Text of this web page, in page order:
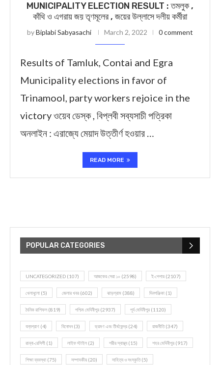
MUNICIPALITY ELECTION RESULT : তমলুক ,
কাঁথি ও এগরায় জয় তৃণমূলের , জয়ের উল্লাসে দলীয় কর্মীরা
byBiplabi Sabyasachi March 2, 2022 0 comment
Results of Tamluk, Contai and Egra
Municipality elections in favor of
Trinamool, party workers rejoice in the
victory ওয়েব ডেস্ক , বিপ্লবী সব্যসাচী পত্রিকা
অনলাইন : এরাজ্যে মেয়াদ উত্তীর্ণ হওয়ার …
READ MORE
POPULAR CATEGORIES
UNCATEGORIZED (107) আজকের সেরা ১০ (2598) ই-পেপার (2107)
খেলাধূলো (5) জেলার খবর (602) ঝাড়গ্রাম (388) দিনপঞ্জিকা (1)
দৈনিক রাশিফল (819) পশ্চিম মেদিনীপুর (2937) পূর্ব মেদিনীপুর (1120)
বন্যপ্রাণ (4) বিনোদন(3) ভ্রমণ এবং তীর্থকেন্দ্র (24) রাজনীতি(347)
রান্না-রেসিপী (1) লাইফ স্টাইল (2) শরীর স্বাস্থ্য (15) শহর মেদিনীপুর (917)
শিক্ষা ব্যবস্থা (75) সম্পাদকীয় (20) সাহিত্য ও সংস্কৃতি(5)